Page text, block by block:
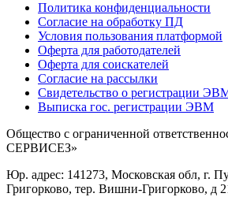
Политика конфиденциальности
Согласие на обработку ПД
Условия пользования платформой
Оферта для работодателей
Оферта для соискателей
Согласие на рассылки
Свидетельство о регистрации
Выписка гос. регистрации ЭВМ
Общество с ограниченной
СЕРВИСЕЗ»
Юр. адрес: 141273, Московская обл, г.
Григорково, тер. Вишни-Григорково, д